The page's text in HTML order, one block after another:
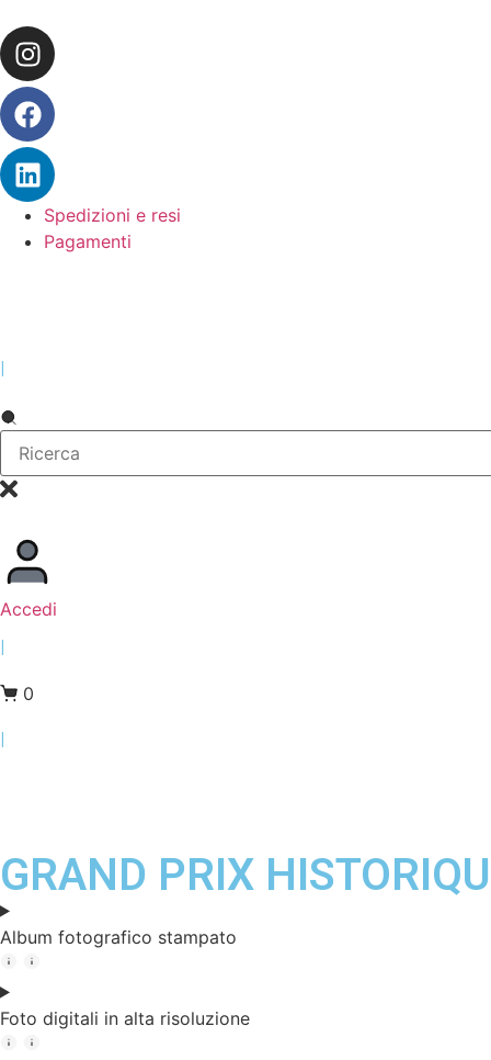
Spedizioni e resi
Pagamenti
|
Accedi
|
0
|
GRAND PRIX
Album fotografico stampato
Foto digitali in alta risoluzione